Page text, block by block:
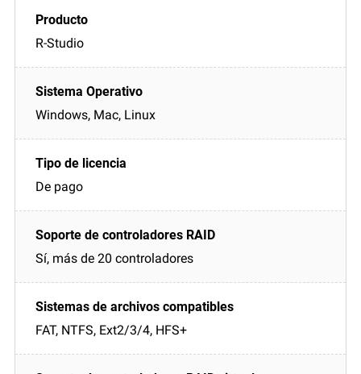
R-Studio
Windows, Mac, Linux
De pago
Sí, más de 20 controladores
FAT, NTFS, Ext2/3/4, HFS+